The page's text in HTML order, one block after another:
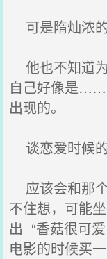
可是隋灿浓
他也不知道
自己好像是……
出现的。
谈恋爱时候
应该会和那
不住想，可能
出 “香菇很可
电影的时候买